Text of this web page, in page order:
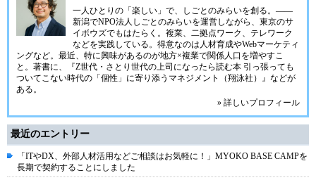
一人ひとりの「楽しい」で、しごとのみらいを創る。――
新潟でNPO法人しごとのみらいを運営しながら、東京のサ
イボウズでもはたらく。複業、二拠点ワーク、テレワーク
などを実践している。得意なのは人材育成やWebマーケティ
ングなど。最近、特に興味があるのが地方×複業で関係人口を増やすこ
と。著書に、『Z世代・さとり世代の上司になったら読む本 引っ張っても
ついてこない時代の「個性」に寄り添うマネジメント（翔泳社）』などが
ある。
» 詳しいプロフィール
最近のエントリー
「ITやDX、外部人材活用などご相談はお気軽に！」MYOKO BASE CAMPを
長期で契約することにしました